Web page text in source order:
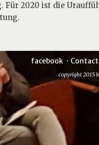
Für 2020 ist die
facebook Contact
copyright 2015